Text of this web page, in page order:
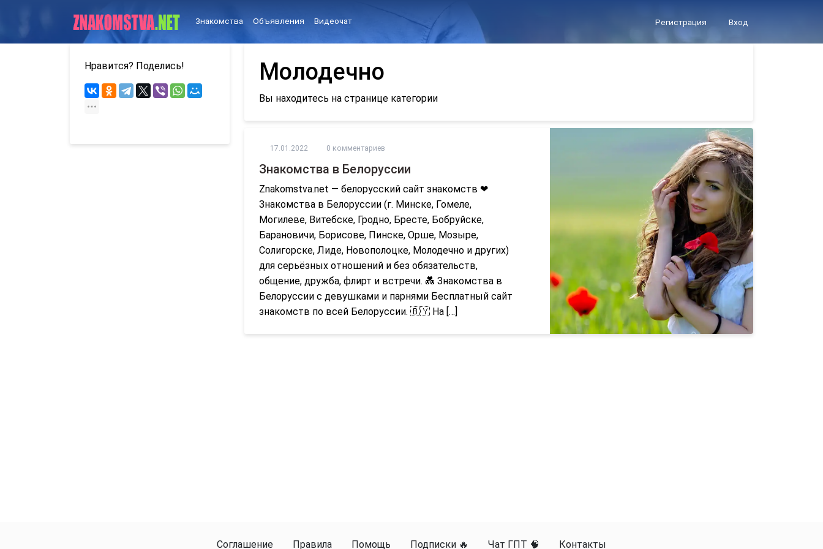
Знакомства Объявления Видеочат Регистрация Вход
Молодечно
Вы находитесь на странице категории
17.01.2022 0 комментариев
Знакомства в Белоруссии
Znakomstva.net — белорусский сайт знакомств ❤
Знакомства в Белоруссии (г. Минске, Гомеле,
Могилеве, Витебске, Гродно, Бресте, Бобруйске,
Барановичи, Борисове, Пинске, Орше, Мозыре,
Солигорске, Лиде, Новополоцке, Молодечно и других)
для серьёзных отношений и без обязательств,
общение, дружба, флирт и встречи. 💑 Знакомства в
Белоруссии с девушками и парнями Бесплатный сайт
знакомств по всей Белоруссии. 🇧🇾 На […]
Нравится? Поделись!
Соглашение Правила Помощь Подписки 🔥 Чат ГПТ 🧠 Контакты